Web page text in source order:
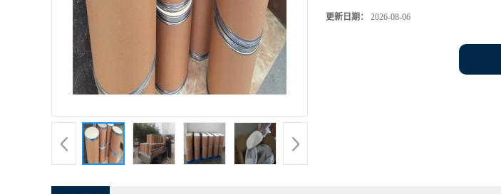
更新日期： 2026-08-06